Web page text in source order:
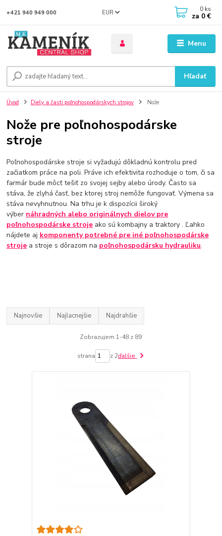
Menu
EUR
Hľadať
+421 940 949 000 0 ks
za 0 €
Úvod Diely a časti poľnohospodárskych strojov Nože
Nože pre poľnohospodárske
stroje
Poľnohospodárske stroje si vyžadujú dôkladnú kontrolu pred
začiatkom práce na poli. Práve ich efektivita rozhoduje o tom, či sa
farmár bude môcť tešiť zo svojej sejby alebo úrody. Často sa
stáva, že zlyhá časť, bez ktorej stroj nemôže fungovať. Výmena sa
stáva nevyhnutnou. Na trhu je k dispozícii široký
výber náhradných alebo originálnych dielov pre
poľnohospodárske stroje ako sú kombajny a traktory . Ľahko
nájdete aj komponenty potrebné pre iné poľnohospodárske
stroje a stroje s dôrazom na poľnohospodársku hydrauliku.
Najnovšie Najlacnejšie Najdrahšie
Zobrazujem 1-48 z 89
strana z 2ďalšie